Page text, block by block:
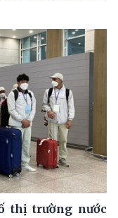
thị trường nước